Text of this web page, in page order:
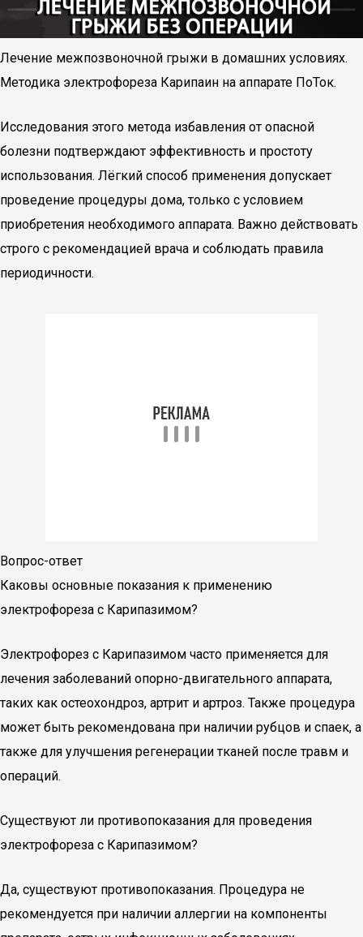
Лечение межпозвоночной грыжи в домашних условиях.
Методика электрофореза Карипаин на аппарате ПоТок.
Исследования этого метода избавления от опасной
болезни подтверждают эффективность и простоту
использования. Лёгкий способ применения допускает
проведение процедуры дома, только с условием
приобретения необходимого аппарата. Важно действовать
строго с рекомендацией врача и соблюдать правила
периодичности.
Вопрос-ответ
Каковы основные показания к применению
электрофореза с Карипазимом?
Электрофорез с Карипазимом часто применяется для
лечения заболеваний опорно-двигательного аппарата,
таких как остеохондроз, артрит и артроз. Также процедура
может быть рекомендована при наличии рубцов и спаек, а
также для улучшения регенерации тканей после травм и
операций.
Существуют ли противопоказания для проведения
электрофореза с Карипазимом?
Да, существуют противопоказания. Процедура не
рекомендуется при наличии аллергии на компоненты